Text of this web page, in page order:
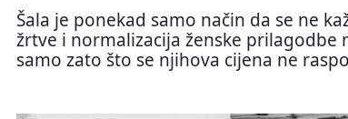
Šala je ponekad samo način da se ne
žrtve i normalizacija ženske
samo zato što se njihova cijena ne